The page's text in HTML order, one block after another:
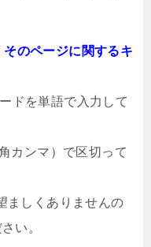
そのページに関するキ
ドを単語で入力して
カンマ）で区切って
ましくありませんの
い。